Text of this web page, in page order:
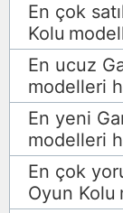
En çok
Kolu
En ucuz
modelleri
En yeni
modelleri
En çok
Oyun Kolu